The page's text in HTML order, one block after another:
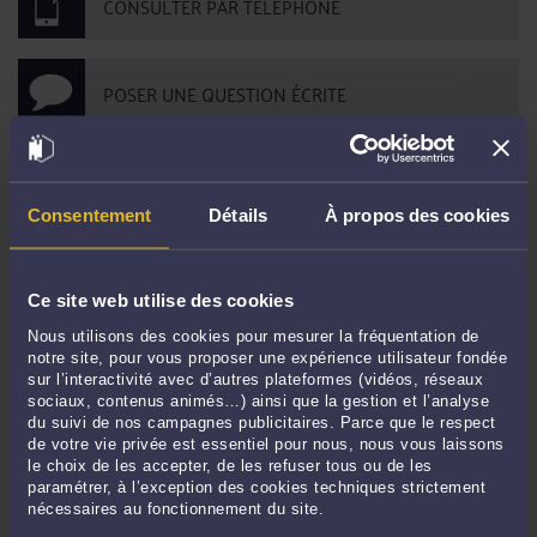
Consentement Détails À propos des cookies
Ce site web utilise des cookies
Nous utilisons des cookies pour mesurer la fréquentation de
notre site, pour vous proposer une expérience utilisateur fondée
sur l’interactivité avec d’autres plateformes (vidéos, réseaux
sociaux, contenus animés…) ainsi que la gestion et l’analyse
du suivi de nos campagnes publicitaires. Parce que le respect
de votre vie privée est essentiel pour nous, nous vous laissons
le choix de les accepter, de les refuser tous ou de les
paramétrer, à l’exception des cookies techniques strictement
nécessaires au fonctionnement du site.
POSER UNE QUESTION ÉCRITE
DERNIÈRES PUBLICATIONS
un avis défavorable ?-Le 16 déc. 2021 à 16:07
Les obligations du commerçant étranger en France-Le 28 sept. 2021 à 16:08
Quelle distinction entre un abus de faiblesse et un abus frauduleux ?-Le 13
sept. 2021 à 18:32
L'apport d'un accord bilatéral en droit des étrangers pour le travail-Le 2
sept. 2021 à 16:54
La diffamation en ligne au cours d'une enquête préliminaire ou une
information judiciaire-Le 3 août 2021 à 17:02